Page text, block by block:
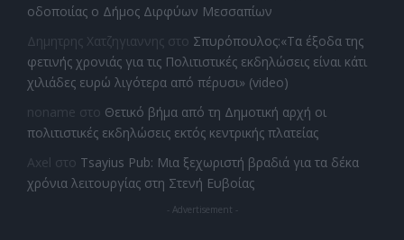
οδοποιίας ο Δήμος Διρφύων Μεσσαπίων
Δημητρης Χατζηγιαννης στο Σπυρόπουλος:«Τα έξοδα της
φετινής χρονιάς για τις Πολιτιστικές εκδηλώσεις είναι κάτι
χιλιάδες ευρώ λιγότερα από πέρυσι» (video)
noname στο Θετικό βήμα από τη Δημοτική αρχή οι
πολιτιστικές εκδηλώσεις εκτός κεντρικής πλατείας
Axel στο Tsayius Pub: Μια ξεχωριστή βραδιά για τα δέκα
χρόνια λειτουργίας στη Στενή Ευβοίας
- Advertisement -